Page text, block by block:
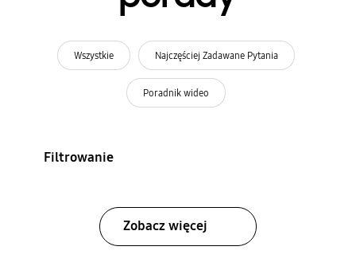
Wszystkie Najczęściej Zadawane Pytania
Poradnik wideo
Filtrowanie
Zobacz więcej